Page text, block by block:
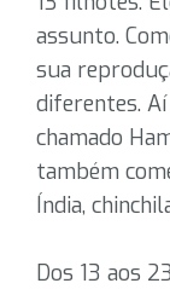
assunto.
sua
diferentes.
chamado
também
Índia,
Dos 13 aos